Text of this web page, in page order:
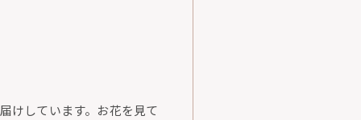
けしています。お花を見て